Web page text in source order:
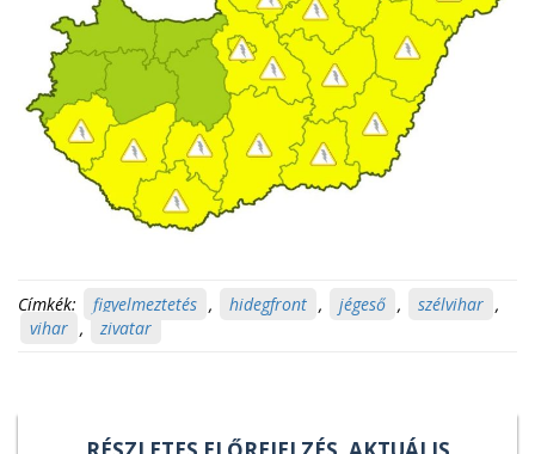
Címkék: figyelmeztetés , hidegfront , jégeső , szélvihar ,
vihar , zivatar